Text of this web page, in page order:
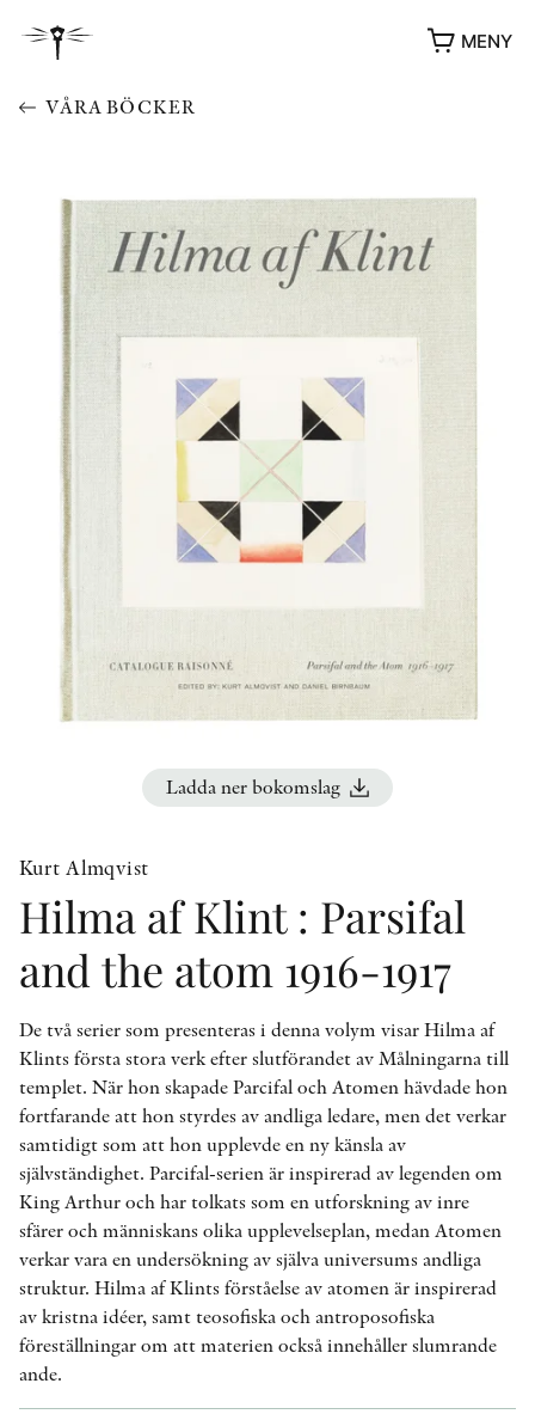
MENY
YUKIKO OCH PATRIK MÖTER
PRESSKONTAKT
PEER REVIEW-PROCESSEN
VÅRA BÖCKER
Ladda ner bokomslag
Kurt Almqvist
Hilma af Klint : Parsifal
and the atom 1916-1917
De två serier som presenteras i denna volym visar Hilma af
Klints första stora verk efter slutförandet av Målningarna till
templet. När hon skapade Parcifal och Atomen hävdade hon
fortfarande att hon styrdes av andliga ledare, men det verkar
samtidigt som att hon upplevde en ny känsla av
självständighet. Parcifal-serien är inspirerad av legenden om
King Arthur och har tolkats som en utforskning av inre
sfärer och människans olika upplevelseplan, medan Atomen
verkar vara en undersökning av själva universums andliga
struktur. Hilma af Klints förståelse av atomen är inspirerad
av kristna idéer, samt teosofiska och antroposofiska
föreställningar om att materien också innehåller slumrande
ande.